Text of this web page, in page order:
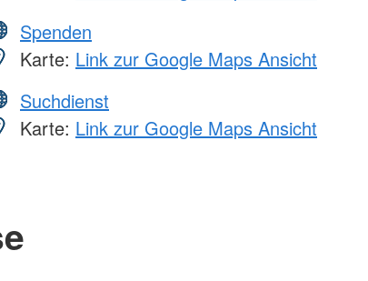
Spenden
Karte: Link zur Google Maps Ansicht
Suchdienst
Karte: Link zur Google Maps Ansicht